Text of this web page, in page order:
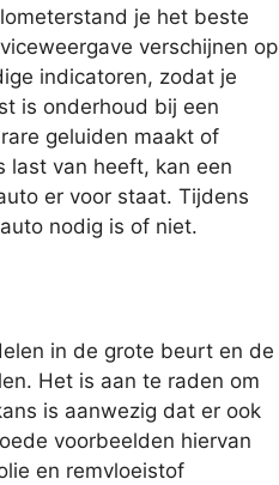
je het beste
verschijnen op
indicatoren, zodat je
is onderhoud bij een
geluiden maakt of
last van heeft, kan een
er voor staat. Tijdens
nodig is of niet.
in de grote beurt en de
Het is aan te raden om
is aanwezig dat er ook
voorbeelden hiervan
en remvloeistof